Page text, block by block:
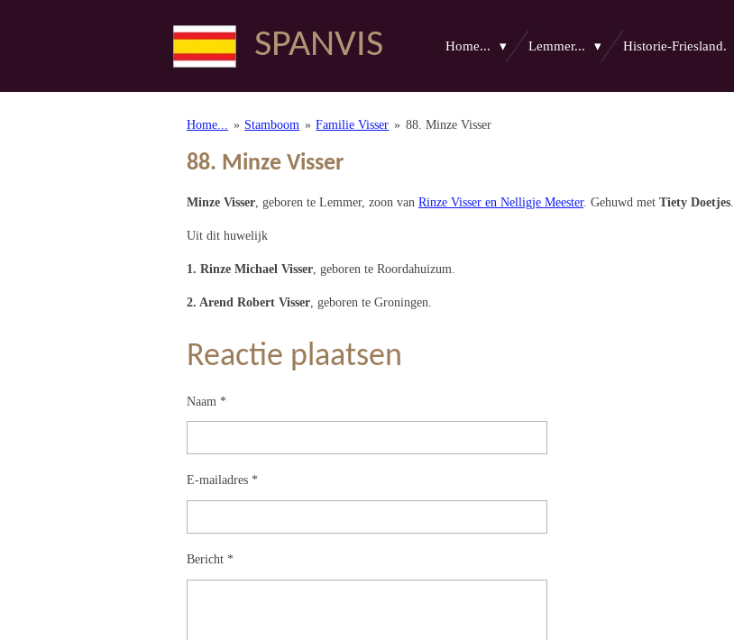
SPANVIS Home... Lemmer... Historie-Friesland.
Home... » Stamboom » Familie Visser » 88. Minze Visser
88. Minze Visser
Minze Visser, geboren te Lemmer, zoon van Rinze Visser en Nelligje Meester. Gehuwd met Tiety Doetjes.
Uit dit huwelijk
1. Rinze Michael Visser, geboren te Roordahuizum.
2. Arend Robert Visser, geboren te Groningen.
Reactie plaatsen
Naam *
E-mailadres *
Bericht *